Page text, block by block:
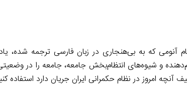
که به بی‌هنجاری در زبان فارسی ترجمه شده، یاد
و شیوه‌های انتظام‌بخش جامعه، جامعه را در
امروز در نظام حکمرانی ایران جریان دارد استفاده